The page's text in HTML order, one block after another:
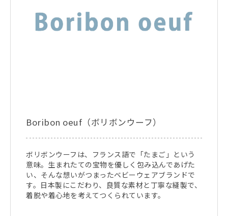
Boribon oeuf（ボリボンウーフ）
ボリボンウーフは、フランス語で「たまご」という
意味。生まれたての宝物を優しく包み込んであげた
い、そんな想いがつまったベビーウェアブランドで
す。日本製にこだわり、良質な素材と丁寧な縫製で、
着脱や着心地を考えてつくられています。